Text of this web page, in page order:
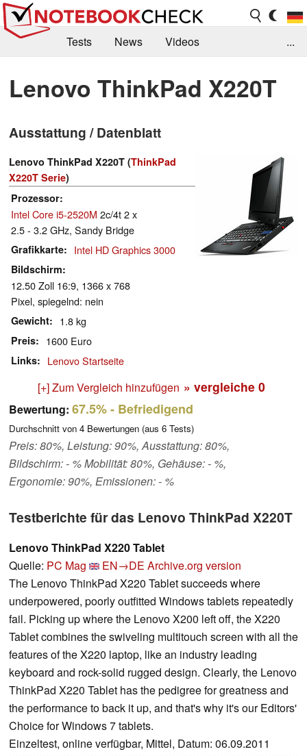
Tests News
Videos
Kaufberatung
Deals Suche
Jobs
Forum
...
Lenovo ThinkPad X220T
Ausstattung / Datenblatt
Lenovo ThinkPad X220T (ThinkPad
X220T Serie)
Prozessor
Intel Core i5-2520M 2c/4t 2 x
2.5 - 3.2 GHz, Sandy Bridge
Grafikkarte Intel HD Graphics 3000
Bildschirm
12.50 Zoll 16:9, 1366 x 768
Pixel, spiegelnd: nein
Gewicht 1.8 kg
Preis 1600 Euro
Links Lenovo Startseite
[+] Zum Vergleich hinzufügen » vergleiche 0
Bewertung: 67.5%- Befriedigend
Durchschnitt von 4 Bewertungen (aus 6 Tests)
Preis: 80%, Leistung: 90%, Ausstattung: 80%,
Bildschirm: - % Mobilität: 80%, Gehäuse: - %,
Ergonomie: 90%, Emissionen: - %
Testberichte für das Lenovo ThinkPad X220T
Lenovo ThinkPad X220 Tablet
Quelle: PC Mag EN→DE Archive.org version
The Lenovo ThinkPad X220 Tablet succeeds where
underpowered, poorly outfitted Windows tablets repeatedly
fail. Picking up where the Lenovo X200 left off, the X220
Tablet combines the swiveling multitouch screen with all the
features of the X220 laptop, like an industry leading
keyboard and rock-solid rugged design. Clearly, the Lenovo
ThinkPad X220 Tablet has the pedigree for greatness and
the performance to back it up, and that's why it's our Editors'
Choice for Windows 7 tablets.
Einzeltest, online verfügbar, Mittel, Datum: 06.09.2011